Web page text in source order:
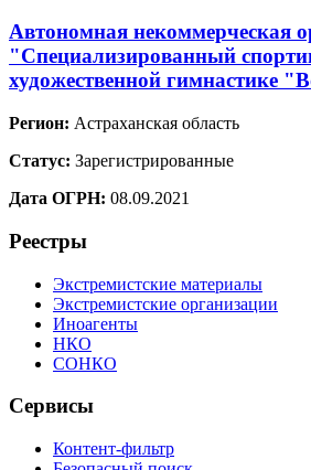
Автономная некоммерческая
"Специализированный
художественной гимнастике
Регион: Астраханская область
Статус: Зарегистрированные
Дата ОГРН: 08.09.2021
Реестры
Экстремистские материалы
Экстремистские организации
Иноагенты
НКО
СОНКО
Сервисы
Контент-фильтр